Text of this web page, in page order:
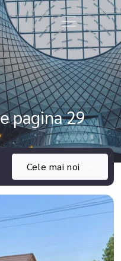
pagina 29
Cele mai noi